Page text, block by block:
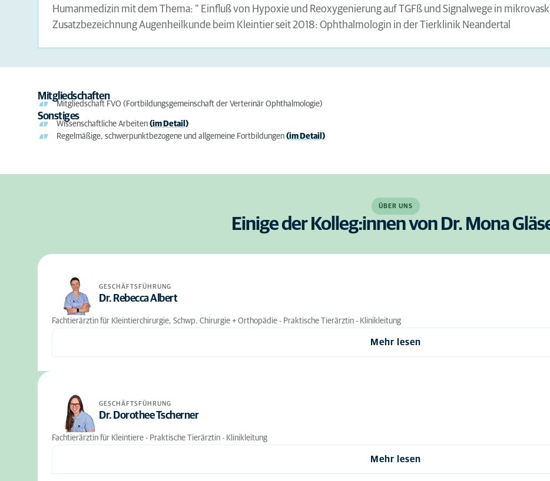
Humanmedizin mit dem Thema: " Einfluß von Hypoxie und Reoxygenierung auf TGFß und Signalwege in
Zusatzbezeichnung Augenheilkunde beim Kleintier seit 2018: Ophthalmologin in der Tierklinik Neandertal
Mitgliedschaften
Mitgliedschaft FVO (Fortbildungsgemeinschaft der Verterinär Ophthalmologie)
Sonstiges
Wissenschaftliche Arbeiten (im Detail)
Regelmäßige, schwerpunktbezogene und allgemeine Fortbildungen (im Detail)
ÜBER UNS
Einige der Kolleg:innen von Dr. Mona
GESCHÄFTSFÜHRUNG
Dr. Rebecca Albert
Fachtierärztin für Kleintierchirurgie, Schwp. Chirurgie + Orthopädie - Praktische Tierärztin - Klinikleitung
Mehr lesen
GESCHÄFTSFÜHRUNG
Dr. Dorothee Tscherner
Fachtierärztin für Kleintiere - Praktische Tierärztin - Klinikleitung
Mehr lesen